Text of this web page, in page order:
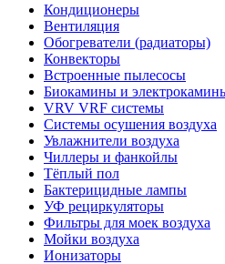
Кондиционеры
Вентиляция
Обогреватели (радиаторы)
Конвекторы
Встроенные пылесосы
Биокамины и
VRV VRF системы
Системы осушения воздуха
Увлажнители воздуха
Чиллеры и фанкойлы
Тёплый пол
Бактерицидные лампы
УФ рециркуляторы
Фильтры для моек воздуха
Мойки воздуха
Ионизаторы